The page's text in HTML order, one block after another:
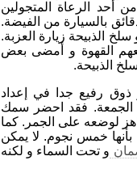
أحد الرعاة المتجولين
بالسيارة من الفيضة.
الذبيحة زيارة العزبة.
القهوة و أمضى بعض
الذبيحة.
رفيع جدا في إعداد
الجمعة. فقد احضر سمك
لوضعه على الجمر. كما
خمس نجوم. لا يمكن
و تحت السماء و لكنه